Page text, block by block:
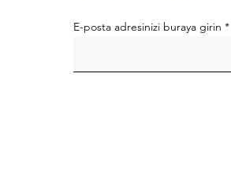
E-posta adresinizi buraya girin